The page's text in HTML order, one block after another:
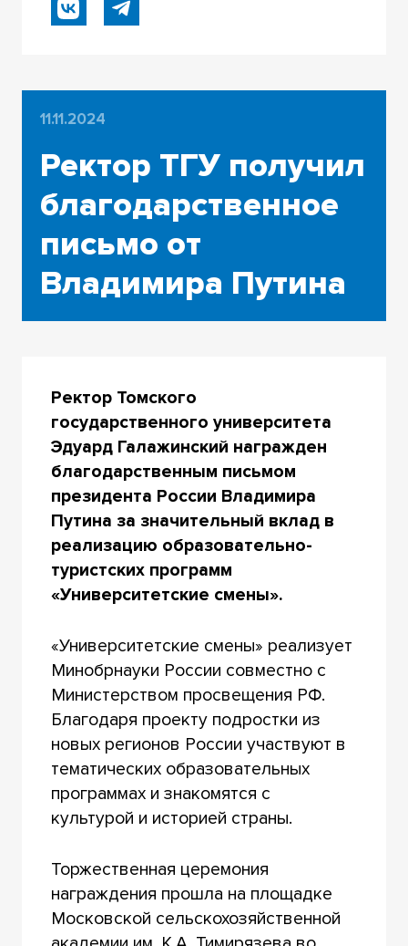
11.11.2024
Ректор ТГУ получил
благодарственное
письмо от
Владимира Путина
Ректор Томского
государственного университета
Эдуард Галажинский награжден
благодарственным письмом
президента России Владимира
Путина за значительный вклад в
реализацию образовательно-
туристских программ
«Университетские смены».
«Университетские смены» реализует
Минобрнауки России совместно с
Министерством просвещения РФ.
Благодаря проекту подростки из
новых регионов России участвуют в
тематических образовательных
программах и знакомятся с
культурой и историей страны.
Торжественная церемония
награждения прошла на площадке
Московской сельскохозяйственной